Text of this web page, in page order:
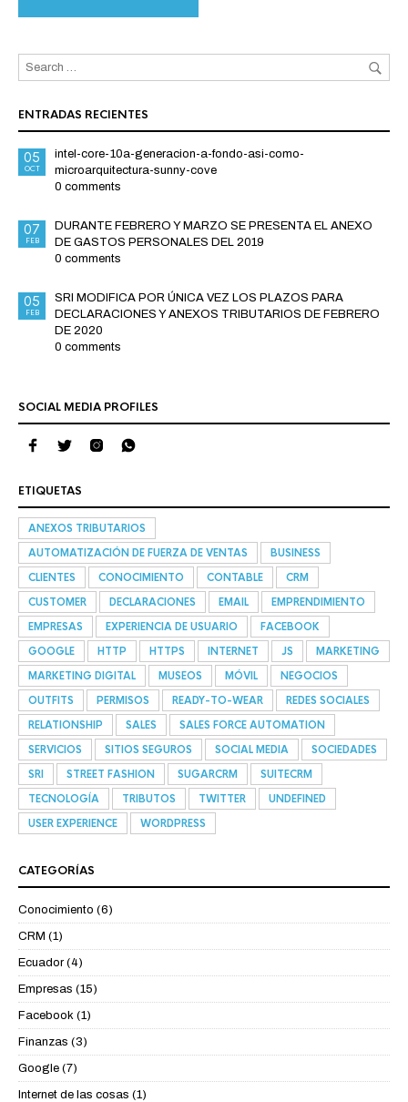
ENTRADAS RECIENTES
05
OCT
intel-core-10a-generacion-a-fondo-asi-como-
microarquitectura-sunny-cove
0 comments
07
FEB
DURANTE FEBRERO Y MARZO SE PRESENTA EL ANEXO
DE GASTOS PERSONALES DEL 2019
0 comments
05
FEB
SRI MODIFICA POR ÚNICA VEZ LOS PLAZOS PARA
DECLARACIONES Y ANEXOS TRIBUTARIOS DE FEBRERO
DE 2020
0 comments
SOCIAL MEDIA PROFILES
ETIQUETAS
ANEXOS TRIBUTARIOS
AUTOMATIZACIÓN DE FUERZA DE VENTAS
BUSINESS
CLIENTES
CONOCIMIENTO CONTABLE
CRM
CUSTOMER
DECLARACIONES EMAIL
EMPRENDIMIENTO
EMPRESAS
EXPERIENCIA DE USUARIO
FACEBOOK
GOOGLE
HTTP HTTPS INTERNET JS
MARKETING
MARKETING DIGITAL
MUSEOS MÓVIL
NEGOCIOS
OUTFITS
PERMISOS READY-TO-WEAR
REDES SOCIALES
RELATIONSHIP
SALES
SALES FORCE AUTOMATION
SERVICIOS
SITIOS SEGUROS SOCIAL MEDIA
SOCIEDADES
SRI
STREET FASHION SUGARCRM
SUITECRM
TECNOLOGÍA
TRIBUTOS TWITTER
UNDEFINED
USER EXPERIENCE
WORDPRESS
CATEGORÍAS
Conocimiento (6)
CRM (1)
Ecuador(4)
Empresas (15)
Facebook (1)
Finanzas (3)
Google (7)
Internet de las cosas (1)